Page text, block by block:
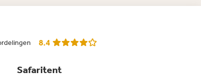
8.4
Safaritent